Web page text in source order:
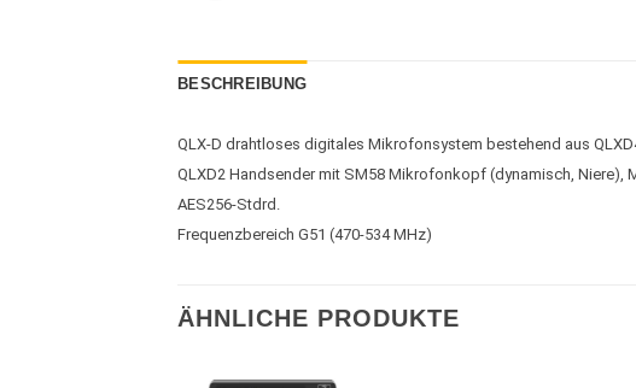
BESCHREIBUNG
QLX-D drahtloses digitales Mikrofonsystem bestehend aus
QLXD2 Handsender mit SM58 Mikrofonkopf (dynamisch,
AES256-Stdrd.
Frequenzbereich G51 (470-534 MHz)
ÄHNLICHE PRODUKTE